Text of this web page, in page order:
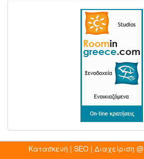
Κατασκευή | SEO | Διαχείριση @